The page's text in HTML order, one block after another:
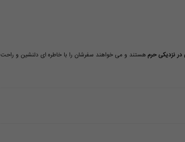
در نزدیکی حرمهستند و می خواهند سفرشان را با خاطره ای دلنشین و راحت